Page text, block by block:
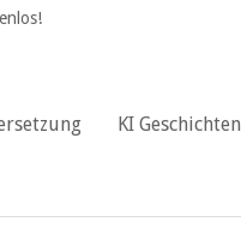
KI Geschichten